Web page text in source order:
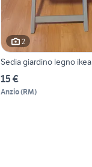
2
Sedia giardino legno ikea
15 €
Anzio(RM)